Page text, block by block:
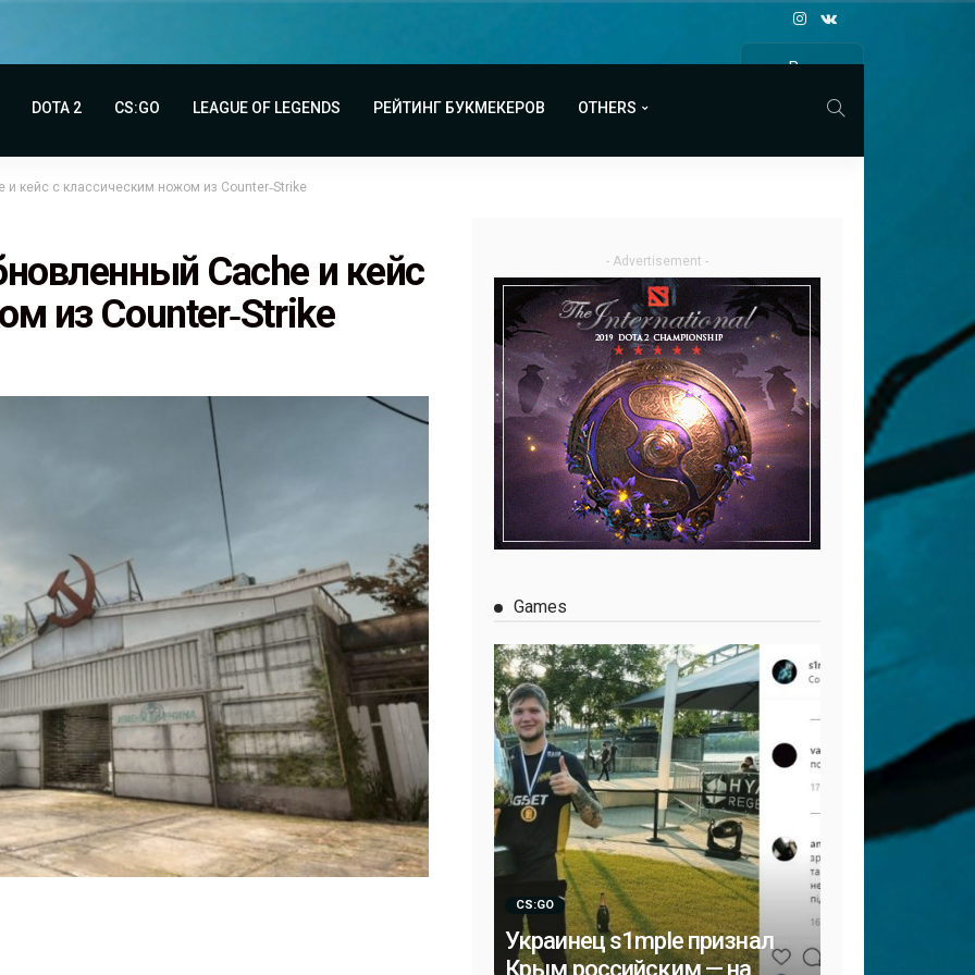
Все
DOTA 2 CS:GO LEAGUE OF LEGENDS РЕЙТИНГ БУКМЕКЕРОВ OTHERS
и кейс с классическим ножом из Counter‑Strike
Cache и кейс
из Counter‑Strike
- Advertisement -
Games
CS:GO
Украинец s1mple признал
Крым российским — на